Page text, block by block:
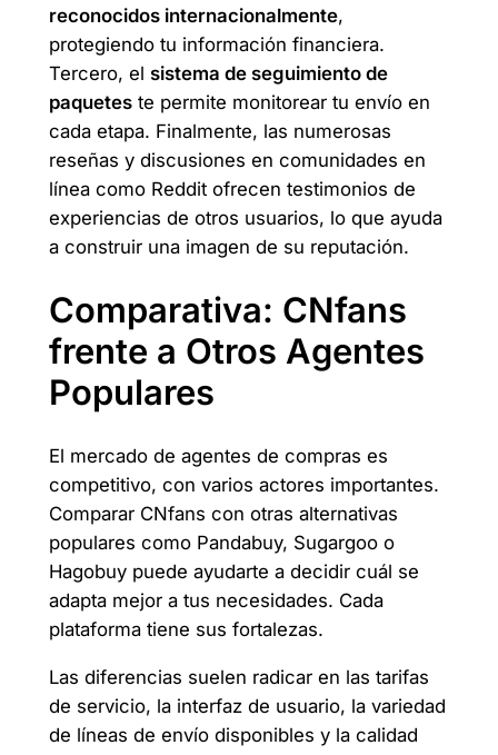
reconocidos internacionalmente,
protegiendo tu información financiera.
Tercero, el sistema de seguimiento de
paqueteste permite monitorear tu envío en
cada etapa. Finalmente, las numerosas
reseñas y discusiones en comunidades en
línea como Reddit ofrecen testimonios de
experiencias de otros usuarios, lo que ayuda
a construir una imagen de su reputación.
Comparativa: CNfans
frente a Otros Agentes
Populares
El mercado de agentes de compras es
competitivo, con varios actores importantes.
Comparar CNfans con otras alternativas
populares como Pandabuy, Sugargoo o
Hagobuy puede ayudarte a decidir cuál se
adapta mejor a tus necesidades. Cada
plataforma tiene sus fortalezas.
Las diferencias suelen radicar en las tarifas
de servicio, la interfaz de usuario, la variedad
de líneas de envío disponibles y la calidad